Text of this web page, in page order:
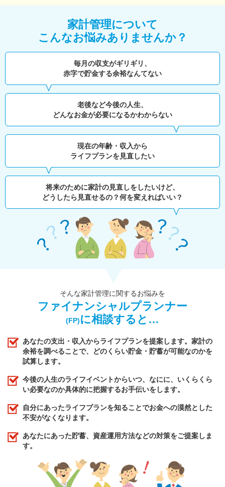
家計管理について
こんなお悩みありませんか？
毎月の収支がギリギリ、
赤字で貯金する余裕なんてない
老後など今後の人生、
どんなお金が必要になるかわからない
現在の年齢・収入から
ライフプランを見直したい
将来のために家計の見直しをしたいけど、
どうしたら見直せるの？何を変えればいい？
そんな家計管理に関するお悩みを
ファイナンシャルプランナー
(FP)に相談すると…
あなたの支出・収入からライフプランを提案します。家計の
余裕を調べることで、どのくらい貯金・貯蓄が可能なのかを
試算します。
今後の人生のライフイベントからいつ、なにに、いくらくら
い必要なのか具体的に把握するお手伝いをします。
自分にあったライフプランを知ることでお金への漠然とした
不安がなくなります。
あなたにあった貯蓄、資産運用方法などの対策をご提案しま
す。